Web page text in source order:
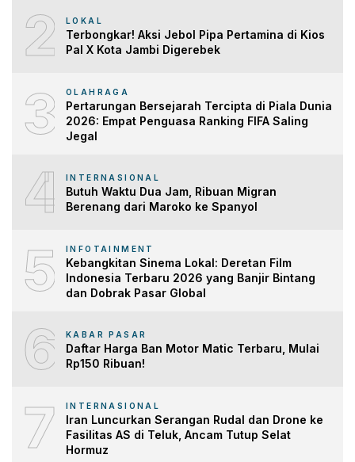
2 LOKAL
Terbongkar! Aksi Jebol Pipa Pertamina di Kios
Pal X Kota Jambi Digerebek
3 OLAHRAGA
Pertarungan Bersejarah Tercipta di Piala Dunia
2026: Empat Penguasa Ranking FIFA Saling
Jegal
4 INTERNASIONAL
Butuh Waktu Dua Jam, Ribuan Migran
Berenang dari Maroko ke Spanyol
5 INFOTAINMENT
Kebangkitan Sinema Lokal: Deretan Film
Indonesia Terbaru 2026 yang Banjir Bintang
dan Dobrak Pasar Global
6 KABAR PASAR
Daftar Harga Ban Motor Matic Terbaru, Mulai
Rp150 Ribuan!
7 INTERNASIONAL
Iran Luncurkan Serangan Rudal dan Drone ke
Fasilitas AS di Teluk, Ancam Tutup Selat
Hormuz